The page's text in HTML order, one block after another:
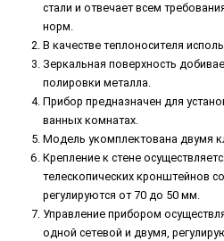
стали и отвечает всем
норм.
В качестве теплоносителя
Зеркальная поверхность
полировки металла.
Прибор предназначен для
ванных комнатах.
Модель укомплектована двумя
Крепление к стене
телескопических кронштейнов
регулируются от 70 до 50 мм.
Управление прибором
одной сетевой и двумя,